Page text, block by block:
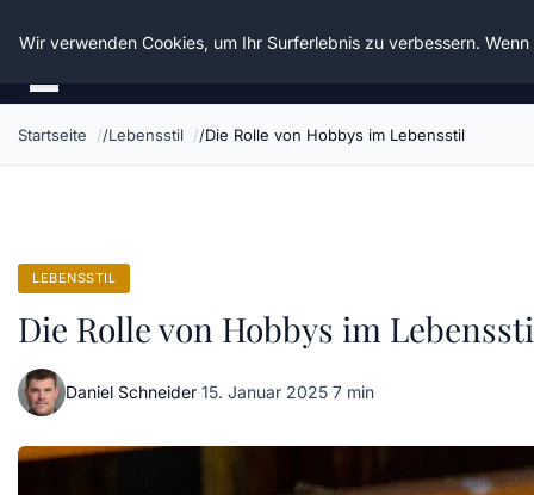
Die Schnitter
Startseite Lebensstil Die Rolle von Hobbys im Lebensstil
LEBENSSTIL
Die Rolle von Hobbys im
Daniel Schneider·15. Januar 2025·7 min
Wir verwenden Cookies, um Ihr Surferlebnis zu verbessern.